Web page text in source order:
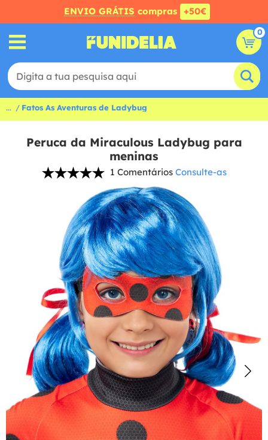
ENVIO GRÁTIS compras +50€
0
... Fatos As Aventuras de Ladybug
Peruca da Miraculous Ladybug para
meninas
1 Comentários Consulte-as